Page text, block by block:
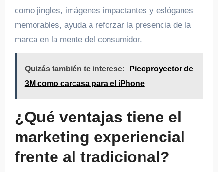
como jingles, imágenes impactantes y eslóganes
memorables, ayuda a reforzar la presencia de la
marca en la mente del consumidor.
Quizás también te interese:
Picoproyector de
3M como carcasa para el iPhone
¿Qué ventajas tiene el
marketing experiencial
frente al tradicional?